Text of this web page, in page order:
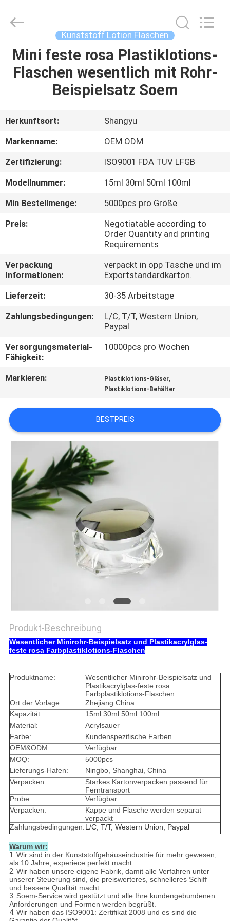
HAUS
PRODUKTE
ÜBER
UNS
FABRIK-
AUSFLUG
QUALITÄTSKONTROLLE
SIE
MIT
IN
VERBINDUNG
FORDERN
EIN
ZITAT
SITEMAP
PRIVACY
POLICY
Plastic
Reserved.
Kunststoff Lotion Flaschen
Mini feste rosa Plastiklotions-
Flaschen wesentlich mit Rohr-
Beispielsatz Soem
Herkunftsort:
Shangyu
Markenname:
OEM ODM
Zertifizierung:
ISO9001 FDA TUV LFGB
Modellnummer:
15ml 30ml 50ml 100ml
Min Bestellmenge:
5000pcs pro Größe
Preis:
Negotiatable according to
Order Quantity and printing
Requirements
Verpackung
Informationen:
verpackt in opp Tasche und im
Exportstandardkarton.
Lieferzeit:
30-35 Arbeitstage
Zahlungsbedingungen:
L/C, T/T, Western Union,
Paypal
Versorgungsmaterial-
Fähigkeit:
10000pcs pro Wochen
Markieren: Plastiklotions-Gläser,
Plastiklotions-Behälter
BESTPREIS
Produkt-Beschreibung
Wesentlicher Minirohr-Beispielsatz und Plastikacrylglas-
feste rosa Farbplastiklotions-Flaschen
Produktname:
Wesentlicher Minirohr-Beispielsatz und
Plastikacrylglas-feste rosa
Farbplastiklotions-Flaschen
Ort der Vorlage:
Zhejiang China
Kapazität:
15ml 30ml 50ml 100ml
Material:
Acrylsauer
Farbe:
Kundenspezifische Farben
OEM&ODM:
Verfügbar
MOQ:
5000pcs
Lieferungs-Hafen:
Ningbo, Shanghai, China
Verpacken:
Starkes Kartonverpacken passend für
Ferntransport
Probe:
Verfügbar
Verpacken:
Kappe und Flasche werden separat
verpackt
Zahlungsbedingungen:L/C, T/T, Western Union, Paypal
Warum wir:
1. Wir sind in der Kunststoffgehäuseindustrie für mehr gewesen,
als 10 Jahre, experiece perfekt macht.
2. Wir haben unsere eigene Fabrik, damit alle Verfahren unter
unserer Steuerung sind, die preiswerteres, schnelleres Schiff
und bessere Qualität macht.
3. Soem-Service wird gestützt und alle Ihre kundengebundenen
Anforderungen und Formen werden begrüßt.
4. Wir haben das ISO9001: Zertifikat 2008 und es sind die